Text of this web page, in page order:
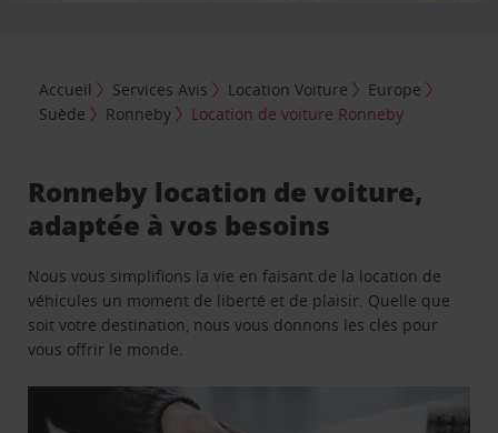
Accueil Services Avis Location Voiture
Europe
Suède
Ronneby Location de voiture Ronneby
Ronneby location de voiture,
adaptée à vos besoins
Nous vous simplifions la vie en faisant de la location de
véhicules un moment de liberté et de plaisir. Quelle que
soit votre destination, nous vous donnons les clés pour
vous offrir le monde.